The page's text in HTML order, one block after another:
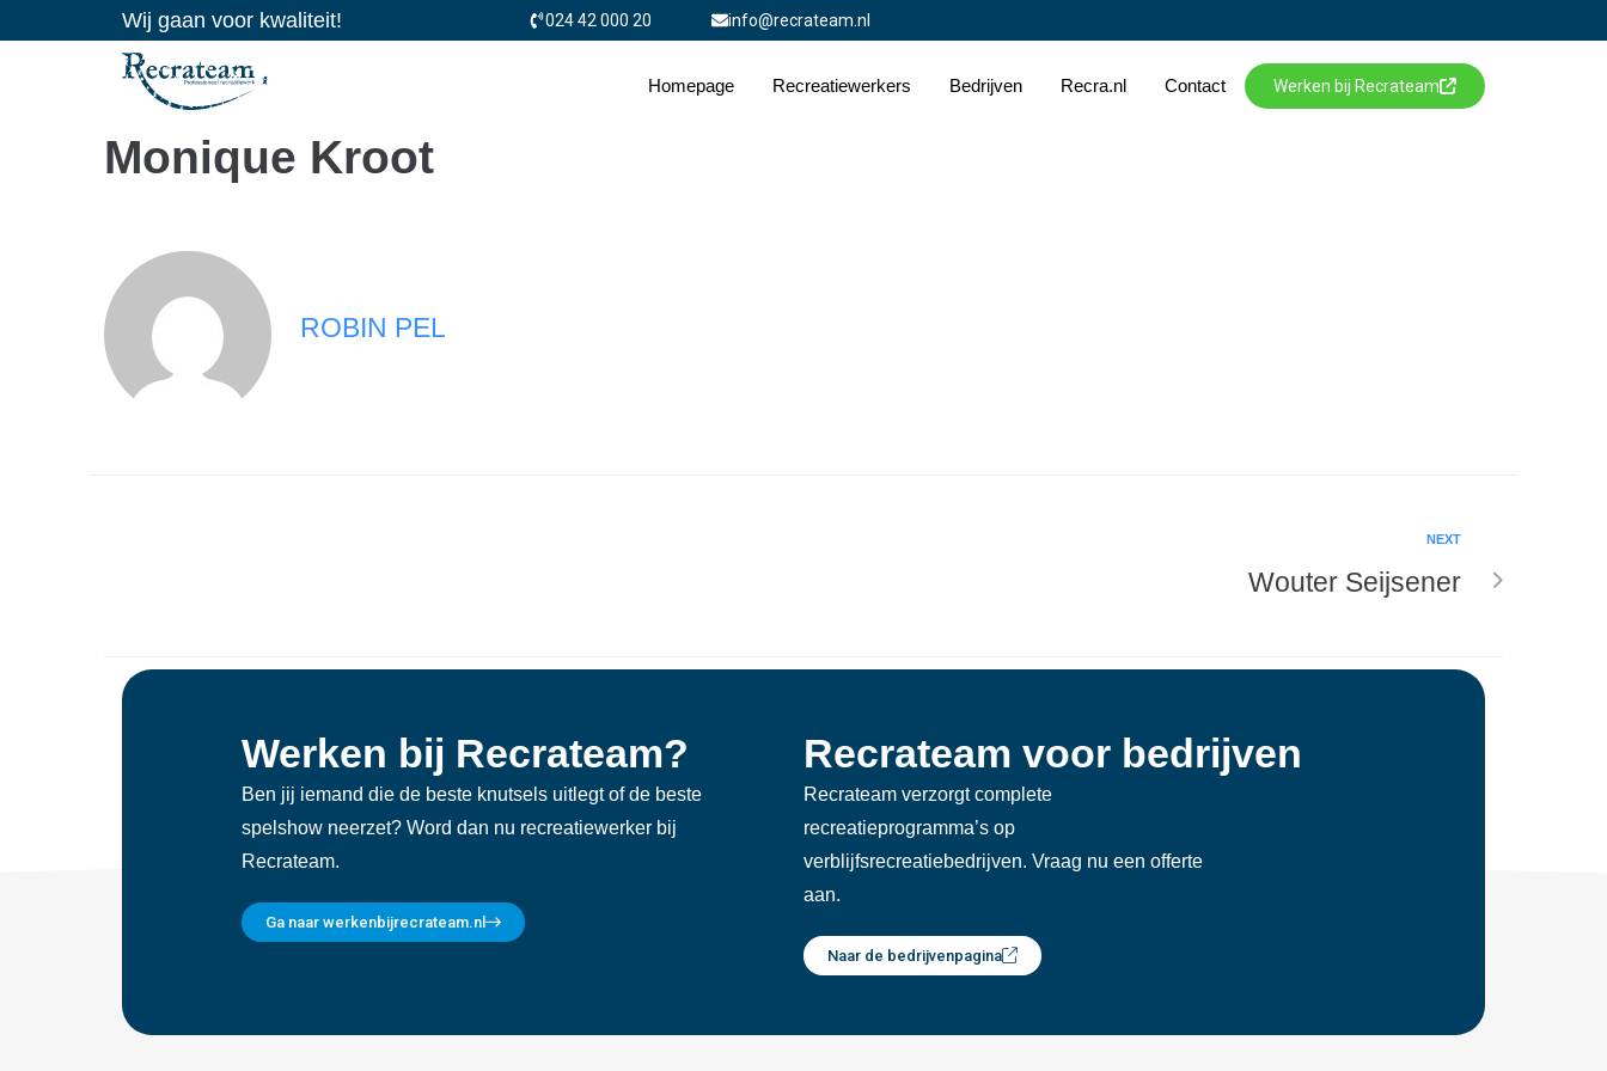
Wij gaan voor kwaliteit! 024 42 000 20 info@recrateam.nl
Homepage Recreatiewerkers Bedrijven Recra.nl Contact Werken bij Recrateam
Monique Kroot
ROBIN PEL
NEXT
Wouter Seijsener
Werken bij Recrateam?
Ben jij iemand die de beste knutsels uitlegt of de beste
spelshow neerzet? Word dan nu recreatiewerker bij
Recrateam.
Ga naar werkenbijrecrateam.nl
Recrateam voor bedrijven
Recrateam verzorgt complete
recreatieprogramma’s op
verblijfsrecreatiebedrijven. Vraag nu een offerte
aan.
Naar de bedrijvenpagina